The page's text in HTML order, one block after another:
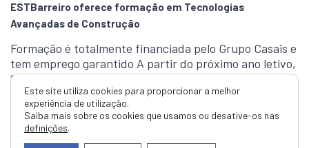
ESTBarreiro oferece formação em Tecnologias
Avançadas de Construção
Formação é totalmente financiada pelo Grupo Casais e
tem emprego garantido A partir do próximo ano letivo,
2026/2027, a oferta …
Ler mais
Este site utiliza cookies para proporcionar a melhor
experiência de utilização.
Saiba mais sobre os cookies que usamos ou desative-os nas
definições.